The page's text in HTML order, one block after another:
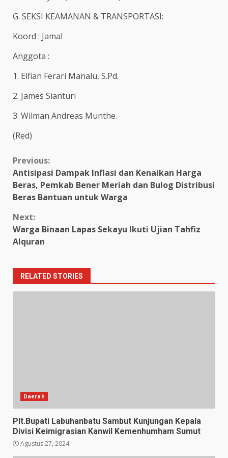
G. SEKSI KEAMANAN & TRANSPORTASI:
Koord : Jamal
Anggota :
1. Elfian Ferari Manalu, S.Pd.
2. James Sianturi
3. Wilman Andreas Munthe.
(Red)
Continue
Reading
Previous:
Antisipasi Dampak Inflasi dan Kenaikan Harga
Beras, Pemkab Bener Meriah dan Bulog Distribusi
Beras Bantuan untuk Warga
Next:
Warga Binaan Lapas Sekayu Ikuti Ujian Tahfiz
Alquran
RELATED STORIES
Daerah
Plt.Bupati Labuhanbatu Sambut Kunjungan Kepala
Divisi Keimigrasian Kanwil Kemenhumham Sumut
Agustus 27, 2024